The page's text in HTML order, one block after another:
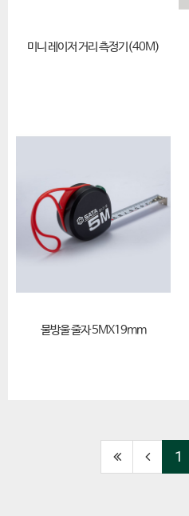
미니 레이저 거리 측정기(40M)
물방울 줄자 5MX19mm
1